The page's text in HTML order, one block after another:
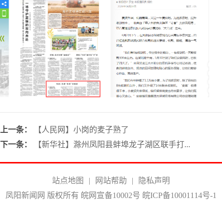
上一条：
【人民网】小岗的麦子熟了
下一条：
【新华社】滁州凤阳县蚌埠龙子湖区联手打...
站点地图 网站帮助
隐私声明
凤阳新闻网 版权所有 皖网宣备10002号 皖ICP备10001114号-1